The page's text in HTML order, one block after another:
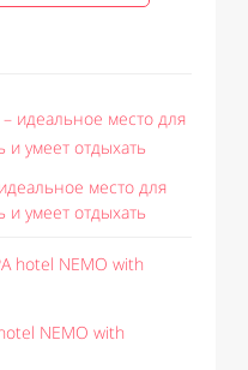
место для
и умеет отдыхать
NEMO with